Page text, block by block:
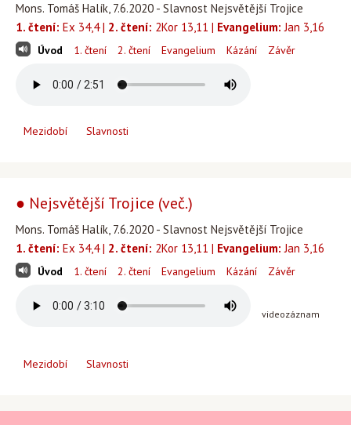
Mons. Tomáš Halík, 7.6.2020 - Slavnost Nejsvětější Trojice
1. čtení: Ex 34,4 | 2. čtení: 2Kor 13,11 | Evangelium: Jan 3,16
Úvod 1. čtení 2. čtení Evangelium Kázání Závěr
Mezidobí Slavnosti
● Nejsvětější Trojice (več.)
Mons. Tomáš Halík, 7.6.2020 - Slavnost Nejsvětější Trojice
1. čtení: Ex 34,4 | 2. čtení: 2Kor 13,11 | Evangelium: Jan 3,16
Úvod 1. čtení 2. čtení Evangelium Kázání Závěr
videozáznam
Mezidobí Slavnosti